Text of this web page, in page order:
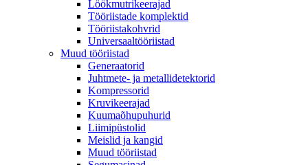
Löökmutrikeerajad
Tööriistade komplektid
Tööriistakohvrid
Universaaltööriistad
Muud tööriistad
Generaatorid
Juhtmete- ja metallidetektorid
Kompressorid
Kruvikeerajad
Kuumaõhupuhurid
Liimipüstolid
Meislid ja kangid
Muud tööriistad